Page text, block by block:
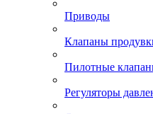
Приводы
Клапаны
Пилотные
Регуляторы